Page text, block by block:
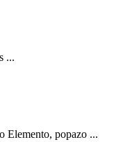
...
Elemento, popazo ...